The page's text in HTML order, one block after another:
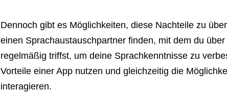
Dennoch gibt es Möglichkeiten, diese Nachteile zu
einen Sprachaustauschpartner finden, mit dem du
regelmäßig triffst, um deine Sprachkenntnisse zu
Vorteile einer App nutzen und gleichzeitig die
interagieren.